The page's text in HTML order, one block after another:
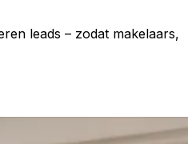
leads – zodat makelaars,